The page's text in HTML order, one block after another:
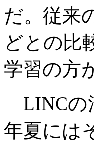
だ。従来
どとの比
学習の方
LINCの
年夏には